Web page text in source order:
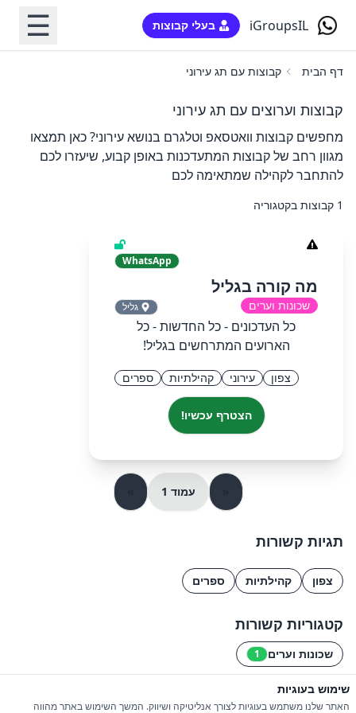
iGroupsIL בעלי קבוצות ☰
דף הבית קבוצות עם תג עירוני
קבוצות וערוצים עם תג עירוני
מחפשים קבוצות וואטסאפ וטלגרם בנושא עירוני? כאן תמצאו
מגוון רחב של קבוצות המתעדכנות באופן קבוע, שיעזרו לכם
להתחבר לקהילה שמתאימה לכם
1 קבוצות בקטגוריה
WhatsApp
מה קורה בגליל
שכונות וערים גליל
כל העדכונים - כל החדשות - כל
הארועים המתרחשים בגליל!
צפון עירוני קהילתיות ספרים
הצטרף עכשיו!
עמוד 1
תגיות קשורות
צפון קהילתיות ספרים
קטגוריות קשורות
שכונות וערים 1
© 2026 כל הזכויות שמורות ל-iGroupsIL
שימוש בעוגיות
האתר שלנו משתמש בעוגיות לצורך אנליטיקה ושיווק. המשך השימוש באתר מהווה